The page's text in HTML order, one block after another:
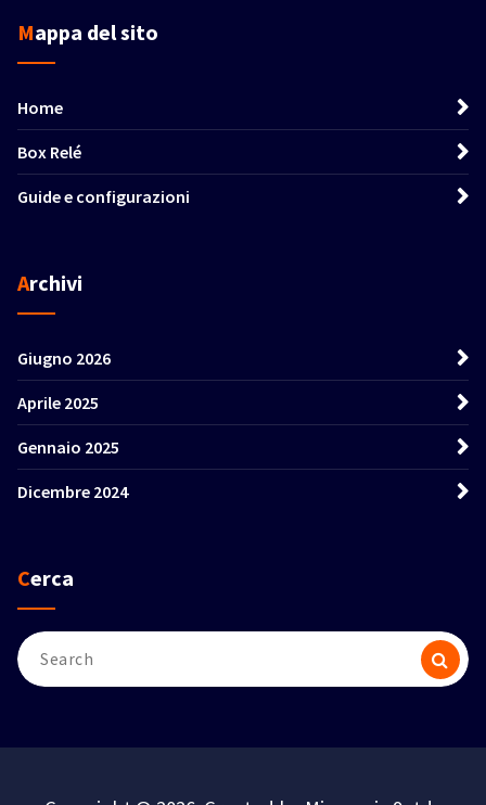
Mappa del sito
Home
Box Relé
Guide e configurazioni
Archivi
Giugno 2026
Aprile 2025
Gennaio 2025
Dicembre 2024
Cerca
Search
for: